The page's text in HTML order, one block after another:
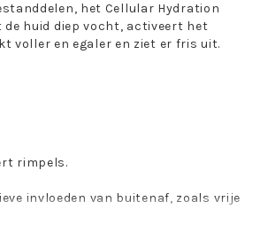
het Cellular Hydration
de huid diep vocht, activeert het
voller en egaler en ziet er fris uit.
rimpels.
invloeden van buitenaf, zoals vrije